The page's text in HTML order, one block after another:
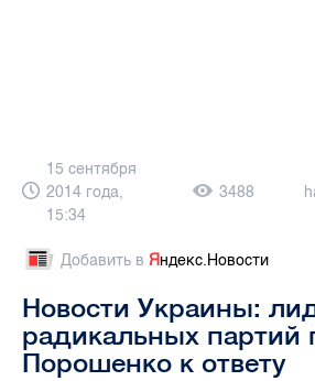
15 сентября
2014 года,
15:34
3488
Добавить в Яндекс.Новости
Новости Украины:
радикальных партий
Порошенко к ответу